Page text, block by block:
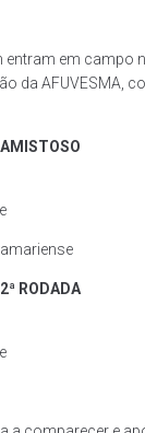
entram em campo
da AFUVESMA ,
RODADA